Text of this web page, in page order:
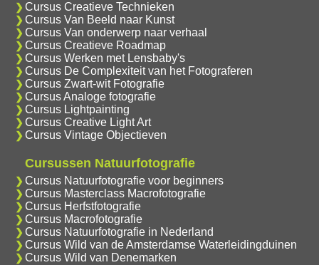
Cursus Creatieve Technieken
Cursus Van Beeld naar Kunst
Cursus Van onderwerp naar verhaal
Cursus Creatieve Roadmap
Cursus Werken met Lensbaby's
Cursus De Complexiteit van het Fotograferen
Cursus Zwart-wit Fotografie
Cursus Analoge fotografie
Cursus Lightpainting
Cursus Creative Light Art
Cursus Vintage Objectieven
Cursussen Natuurfotografie
Cursus Natuurfotografie voor beginners
Cursus Masterclass Macrofotografie
Cursus Herfstfotografie
Cursus Macrofotografie
Cursus Natuurfotografie in Nederland
Cursus Wild van de Amsterdamse Waterleidingduinen
Cursus Wild van Denemarken